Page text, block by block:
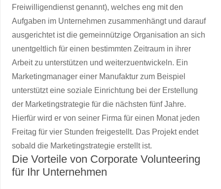
Freiwilligendienst genannt), welches eng mit den
Aufgaben im Unternehmen zusammenhängt und darauf
ausgerichtet ist die gemeinnützige Organisation an sich
unentgeltlich für einen bestimmten Zeitraum in ihrer
Arbeit zu unterstützen und weiterzuentwickeln. Ein
Marketingmanager einer Manufaktur zum Beispiel
unterstützt eine soziale Einrichtung bei der Erstellung
der Marketingstrategie für die nächsten fünf Jahre.
Hierfür wird er von seiner Firma für einen Monat jeden
Freitag für vier Stunden freigestellt. Das Projekt endet
sobald die Marketingstrategie erstellt ist.
Die Vorteile von Corporate Volunteering
für Ihr Unternehmen